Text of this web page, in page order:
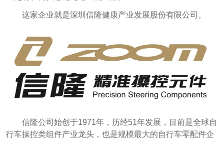
这家企业就是深圳信隆健康产业发展股份有限公司。
信隆公司始创于1971年，历经51年发展，目前是全球自
行车操控类组件产业龙头，也是规模最大的自行车零配件企